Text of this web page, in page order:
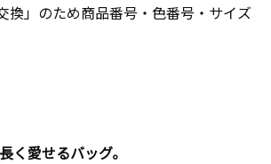
換」のため商品番号・色番号・サイズ
く愛せるバッグ。